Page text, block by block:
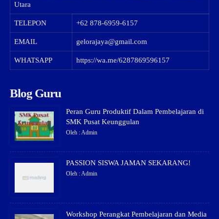
Utara
TELEPON +62 878-6959-6157
EMAIL gelorajaya@gmail.com
WHATSAPP https://wa.me/6287869596157
Blog Guru
Peran Guru Produktif Dalam Pembelajaran di
SMK Pusat Keunggulan
Oleh : Admin
PASSION SISWA JAMAN SEKARANG!
Oleh : Admin
Workshop Perangkat Pembelajaran dan Media